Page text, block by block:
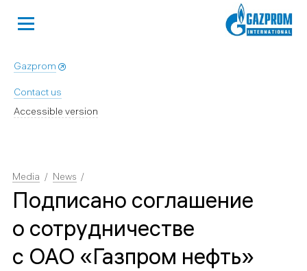
Gazprom
Contact us
Accessible version
Media News
Подписано соглашение
о сотрудничестве
с ОАО «Газпром нефть»